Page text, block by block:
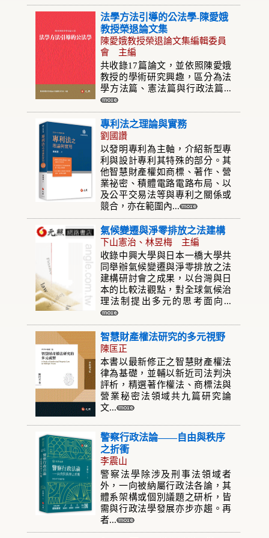
法學方法引導的公法學-陳愛娥
教授榮退論文集
陳愛娥教授榮退論文集編輯委員
會 主編
共收錄17篇論文，並依照陳愛娥
教授的學術研究興趣，區分為法
學方法篇、憲法篇與行政法篇...
專利法之理論與實務
劉國讚
以發明專利為主軸，介紹新型專
利與設計專利其特殊的部分。其
他智慧財產權如商標、著作、營
業祕密、積體電路電路布局、以
及公平交易法等與專利之關係或
競合，亦在範圍內...
氣候變遷與淨零排放之法建構
下山憲治、林昱梅 主編
收錄中興大學與日本一橋大學共
同舉辦氣候變遷與淨零排放之法
建構研討會之成果，以台灣與日
本的比較法觀點，對全球氣候治
理法制提出多元的思考面向...
智慧財產權法研究的多元視野
陳匡正
本書以最新修正之智慧財產權法
律為基礎，並輔以新近司法判決
評析，精選著作權法、商標法與
營業秘密法領域共九篇研究論
文...
警察行政法論——自由與秩序
之折衝
李震山
警察法學除涉及刑事法領域者
外，一向被納屬行政法各論，其
體系架構或個別議題之研析，皆
需與行政法學發展亦步亦趨。再
者...